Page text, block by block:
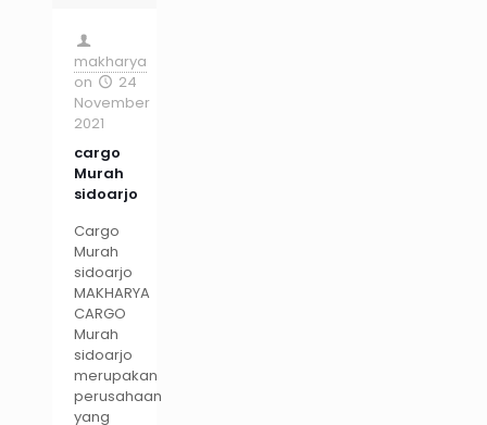
makharya
on
24
November
2021
cargo
Murah
sidoarjo
Cargo
Murah
sidoarjo
MAKHARYA
CARGO
Murah
sidoarjo
merupakan
perusahaan
yang